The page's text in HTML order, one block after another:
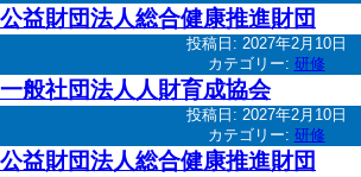
公益財団法人総合健康推進財団
投稿日: 2027年2月10日
カテゴリー: 研修
一般社団法人人財育成協会
投稿日: 2027年2月10日
カテゴリー: 研修
公益財団法人総合健康推進財団